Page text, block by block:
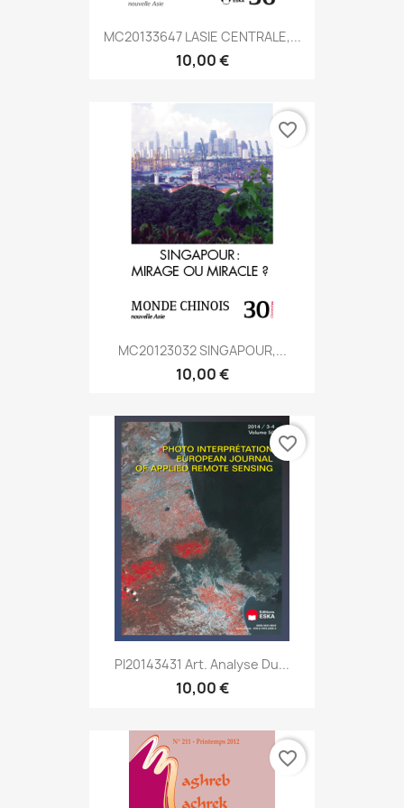
MC20133647 LASIE CENTRALE,...
10,00 €
MC20123032 SINGAPOUR,...
10,00 €
favorite_border
PI20143431 Art. Analyse Du...
10,00 €
favorite_border
favorite_border